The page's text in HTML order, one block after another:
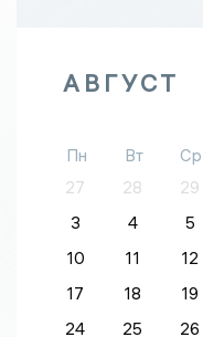
АВГУСТ
Пн Вт Ср
27
28 29
3
4 5
10
11 12
17
18 19
24
25 26